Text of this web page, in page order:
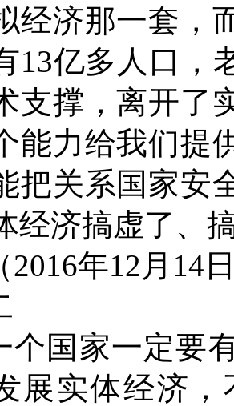
经济那一套，
13亿多人口，
支撑，离开了
能力给我们提
把关系国家安
经济搞虚了、
（2016年12月
个国家一定要
展实体经济